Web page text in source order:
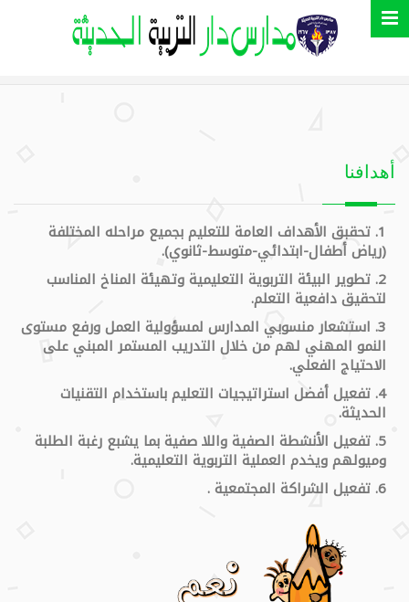
أهدافنا
1. تحقبق الأهداف العامة للتعليم بجميع مراحله المختلفة
(رياض أطفال-ابتدائي-متوسط-ثانوي).
2. تطوير البيئة التربوية التعليمية وتهيئة المناخ المناسب
لتحقيق دافعية التعلم.
3. استشعار منسوبي المدارس لمسؤولية العمل ورفع مستوى
النمو المهني لهم من خلال التدريب المستمر المبني على
الاحتياج الفعلي.
4. تفعيل أفضل استراتيجيات التعليم باستخدام التقنيات
الحديثة.
5. تفعيل الأنشطة الصفية واللا صفية بما يشبع رغبة الطلبة
وميولهم ويخدم العملية التربوية التعليمية.
6. تفعيل الشراكة المجتمعية .